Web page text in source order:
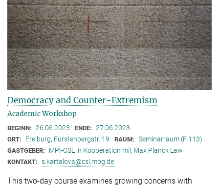
Democracy and Counter-Extremism
Academic Workshop
BEGINN: 26.06.2023 ENDE: 27.06.2023
ORT: Freiburg, Fürstenbergstr. 19 RAUM: Seminarraum (F 113)
GASTGEBER: MPI-CSL in Kooperation mit Max Planck Law
KONTAKT: s.kartalova@csl.mpg.de
This two-day course examines growing concerns with